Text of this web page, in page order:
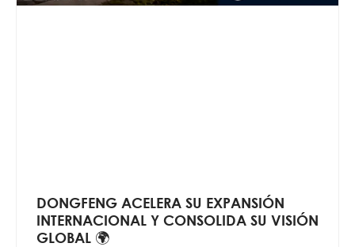
DONGFENG ACELERA SU EXPANSIÓN
INTERNACIONAL Y CONSOLIDA SU VISIÓN
GLOBAL 🌍